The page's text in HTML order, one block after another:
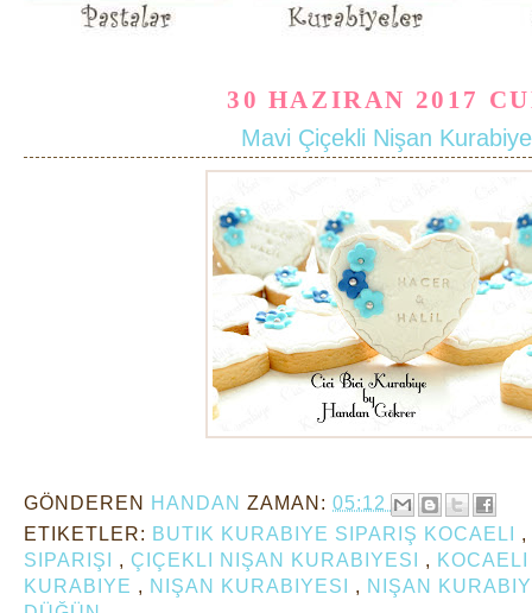
30 HAZIRAN 2017
Mavi Çiçekli Nişan
GÖNDEREN HANDAN ZAMAN: 05:12
ETIKETLER: BUTIK KURABIYE SIPARIŞ KOCAELI ,
SIPARIŞI , ÇIÇEKLI NIŞAN KURABIYESI ,
KURABIYE , NIŞAN KURABIYESI , NIŞAN